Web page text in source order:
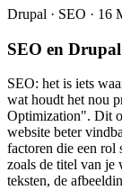
Drupal · SEO · 16
SEO en
SEO: het is iets
wat houdt het nou
Optimization". Dit
website beter
factoren die een rol
zoals de titel van je
teksten, de